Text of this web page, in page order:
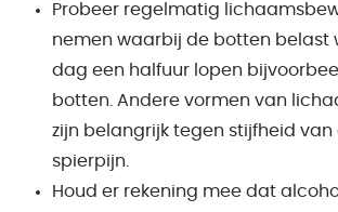
Probeer regelmatig
nemen waarbij de botten belast
dag een halfuur lopen
botten. Andere vormen van
zijn belangrijk tegen stijfheid
spierpijn.
Houd er rekening mee dat